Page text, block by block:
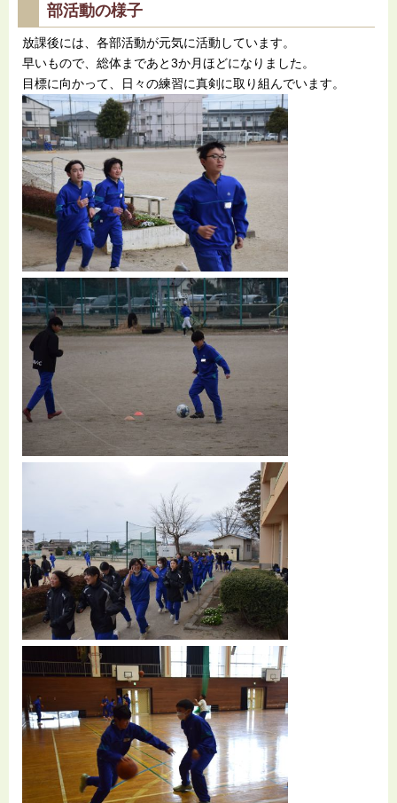
部活動の様子
放課後には、各部活動が元気に活動しています。
早いもので、総体まであと3か月ほどになりました。
目標に向かって、日々の練習に真剣に取り組んでいます。